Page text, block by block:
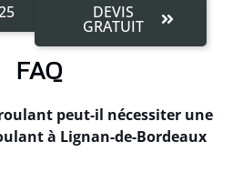
DEVIS
GRATUIT
FAQ
peut-il nécessiter une
à Lignan-de-Bordeaux